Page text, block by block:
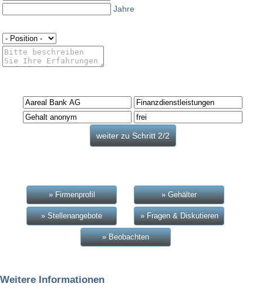
Jahre
» Firmenprofil » Gehälter
» Stellenangebote » Fragen & Diskutieren
» Beobachten
Weitere Informationen